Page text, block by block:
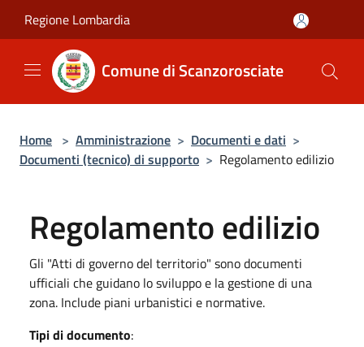
Regione Lombardia
Comune di Scanzorosciate
Home > Amministrazione > Documenti e dati >
Documenti (tecnico) di supporto > Regolamento edilizio
Regolamento edilizio
Gli "Atti di governo del territorio" sono documenti
ufficiali che guidano lo sviluppo e la gestione di una
zona. Include piani urbanistici e normative.
Tipi di documento: